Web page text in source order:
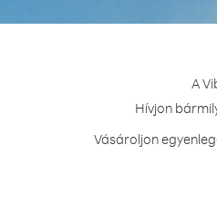
A
Hívjon
Vásároljon